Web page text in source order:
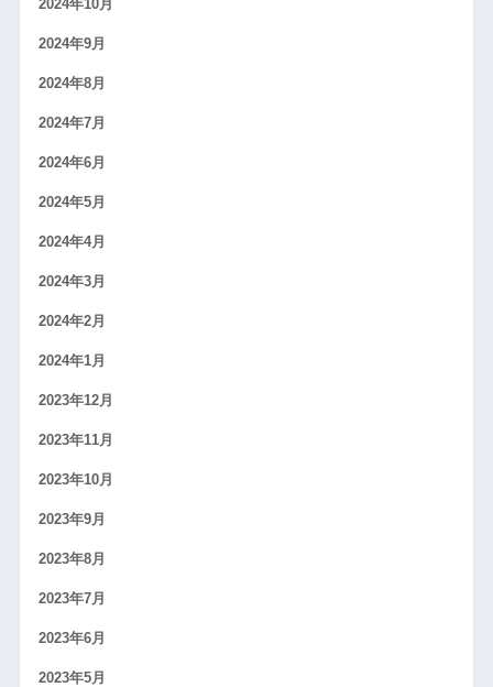
2024年10月
2024年9月
2024年8月
2024年7月
2024年6月
2024年5月
2024年4月
2024年3月
2024年2月
2024年1月
2023年12月
2023年11月
2023年10月
2023年9月
2023年8月
2023年7月
2023年6月
2023年5月